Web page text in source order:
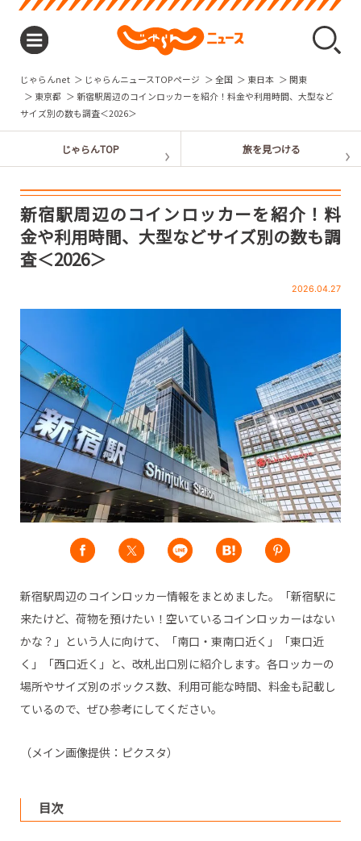
じゃらんnet じゃらんニュースTOPページ 全国 東日本
関東
東京都
新宿駅周辺のコインロッカーを紹介！料金や利用時間、大型など
サイズ別の数も調査＜2026＞
2026.04.27
新宿駅周辺のコインロッカーを紹介！料
金や利用時間、大型などサイズ別の数も調
査＜2026＞
新宿駅周辺のコインロッカー情報をまとめました。「新宿駅に
来たけど、荷物を預けたい！空いているコインロッカーはない
かな？」という人に向けて、「南口・東南口近く」「東口近
く」「西口近く」と、改札出口別に紹介します。各ロッカーの
場所やサイズ別のボックス数、利用可能な時間、料金も記載し
ているので、ぜひ参考にしてください。
（メイン画像提供：ピクスタ）
目次